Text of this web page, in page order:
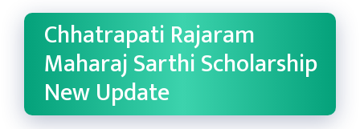
Chhatrapati Rajaram
Maharaj Sarthi Scholarship
New Update